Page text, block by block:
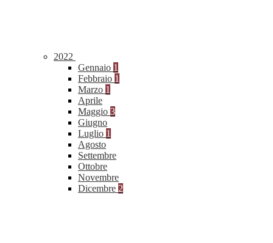
2022
Gennaio 1
Febbraio 1
Marzo 1
Aprile
Maggio 3
Giugno
Luglio 1
Agosto
Settembre
Ottobre
Novembre
Dicembre 2